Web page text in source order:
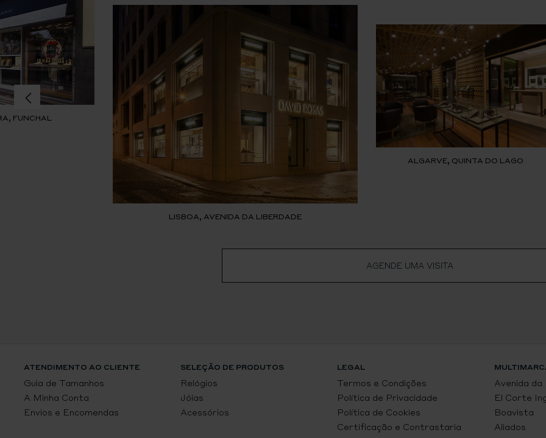
FUNCHAL
LISBOA, AVENIDA DA LIBERDADE
ALGARVE, QUINTA DO LAGO
AGENDE UMA VISITA
ATENDIMENTO AO CLIENTE
Guia de Tamanhos
A Minha Conta
Envios e Encomendas
SELEÇÃO DE PRODUTOS
Relógios
Jóias
Acessórios
LEGAL
Termos e Condições
Política de Privacidade
Política de Cookies
Certificação e Contrastaria
Avenida
El Corte
Boavista
Aliados